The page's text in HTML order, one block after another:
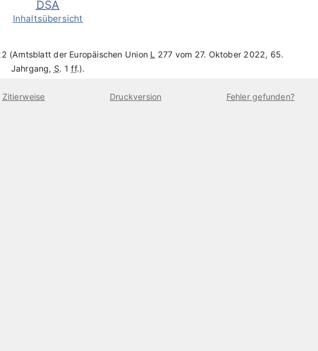
DSA
Inhaltsübersicht
(Amtsblatt der Europäischen Union L
277 vom 27. Oktober 2022, 65.
Jahrgang, S. 1ff.).
Zitierweise Druckversion Fehler gefunden?